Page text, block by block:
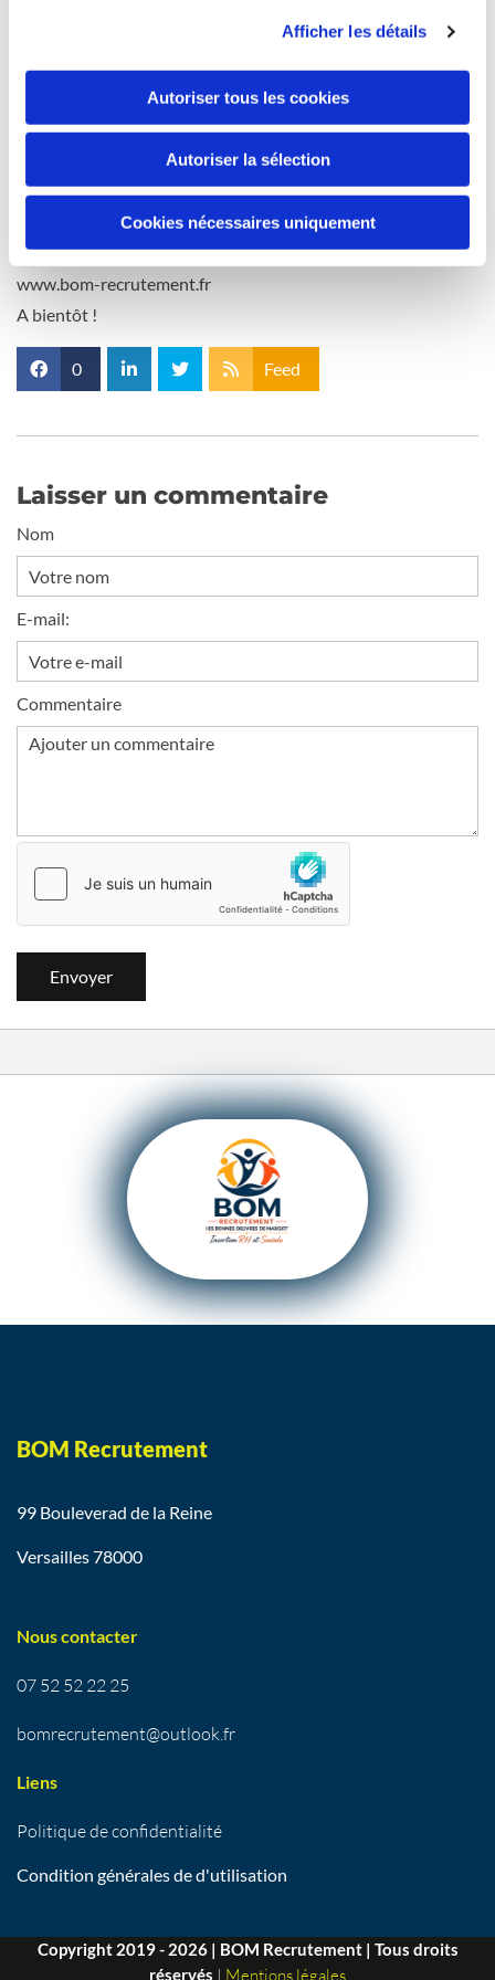
Afficher les détails
Autoriser tous les cookies
Autoriser la sélection
Cookies nécessaires uniquement
bienvenus, que vous ayez une expérience de stage ou non !
Poste à pourvoir dès que possible !!!
N'hésitez pas à nous contacter…
Plus qu’un métier, une vocation, soyez acteurs du bien-être
Rejoignez BOM RECRUTEMENT afin exercer une activité
porteuse de sens, utile et empreinte de valeurs fortes.
Découvrez nos offres d'emploi dans toute la France :
www.bom-recrutement.fr
A bientôt !
0 Feed
Laisser un commentaire
Nom
E-mail:
Commentaire
BOM Recrutement
99 Bouleverad de la Reine
Versailles 78000
Nous contacter
07 52 52 22 25
bomrecrutement@outlook.fr
Liens
Politique de confidentialité
Condition générales de d'utilisation
Copyright 2019 - 2026 | BOM Recrutement | Tous droits
réservés | Mentions légales